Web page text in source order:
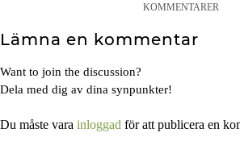
KOMMENTARER
Lämna en kommentar
Want to join the discussion?
Dela med dig av dina synpunkter!
Du måste vara inloggad för att publicera en